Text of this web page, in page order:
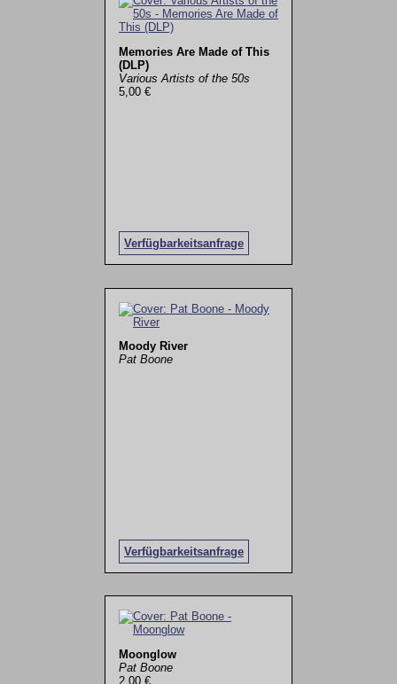
Memories Are Made of This
(DLP)
Various Artists of the 50s
5,00 €
Verfügbarkeitsanfrage
Moody River
Pat Boone
Verfügbarkeitsanfrage
Moonglow
Pat Boone
2,00 €